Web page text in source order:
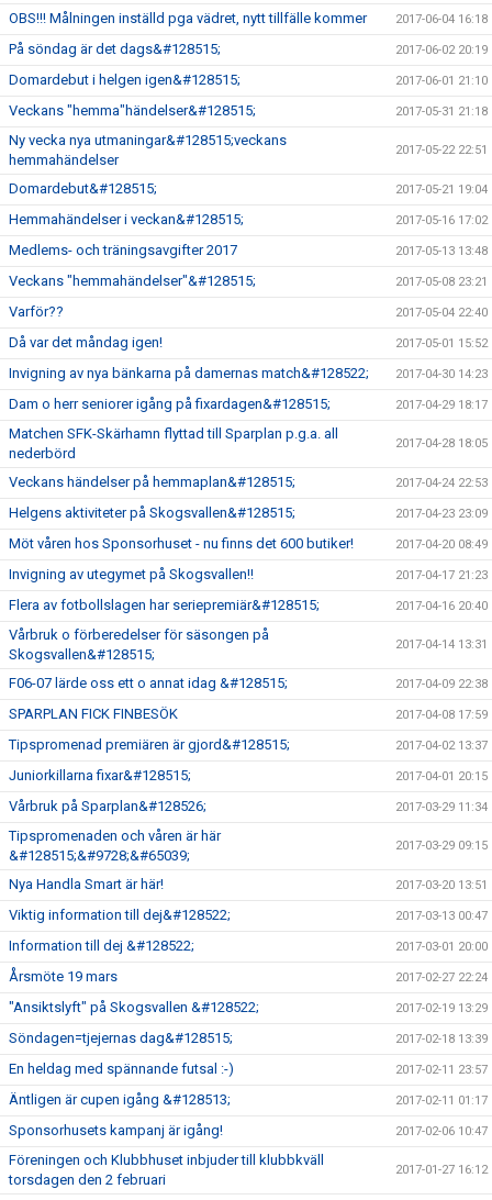
OBS!!! Målningen inställd pga vädret, nytt tillfälle kommer 2017-06-04 16:18
På söndag är det dags&#128515; 2017-06-02 20:19
Domardebut i helgen igen&#128515; 2017-06-01 21:10
Veckans "hemma"händelser&#128515; 2017-05-31 21:18
Ny vecka nya utmaningar&#128515;veckans
hemmahändelser
2017-05-22 22:51
Domardebut&#128515; 2017-05-21 19:04
Hemmahändelser i veckan&#128515; 2017-05-16 17:02
Medlems- och träningsavgifter 2017 2017-05-13 13:48
Veckans "hemmahändelser"&#128515; 2017-05-08 23:21
Varför?? 2017-05-04 22:40
Då var det måndag igen! 2017-05-01 15:52
Invigning av nya bänkarna på damernas match&#128522; 2017-04-30 14:23
Dam o herr seniorer igång på fixardagen&#128515; 2017-04-29 18:17
Matchen SFK-Skärhamn flyttad till Sparplan p.g.a. all
nederbörd
2017-04-28 18:05
Veckans händelser på hemmaplan&#128515; 2017-04-24 22:53
Helgens aktiviteter på Skogsvallen&#128515; 2017-04-23 23:09
Möt våren hos Sponsorhuset - nu finns det 600 butiker! 2017-04-20 08:49
Invigning av utegymet på Skogsvallen!! 2017-04-17 21:23
Flera av fotbollslagen har seriepremiär&#128515; 2017-04-16 20:40
Vårbruk o förberedelser för säsongen på
Skogsvallen&#128515;
2017-04-14 13:31
F06-07 lärde oss ett o annat idag &#128515; 2017-04-09 22:38
SPARPLAN FICK FINBESÖK 2017-04-08 17:59
Tipspromenad premiären är gjord&#128515; 2017-04-02 13:37
Juniorkillarna fixar&#128515; 2017-04-01 20:15
Vårbruk på Sparplan&#128526; 2017-03-29 11:34
Tipspromenaden och våren är här
&#128515;&#9728;&#65039;
2017-03-29 09:15
Nya Handla Smart är här! 2017-03-20 13:51
Viktig information till dej&#128522; 2017-03-13 00:47
Information till dej &#128522; 2017-03-01 20:00
Årsmöte 19 mars 2017-02-27 22:24
"Ansiktslyft" på Skogsvallen &#128522; 2017-02-19 13:29
Söndagen=tjejernas dag&#128515; 2017-02-18 13:39
En heldag med spännande futsal :-) 2017-02-11 23:57
Äntligen är cupen igång &#128513; 2017-02-11 01:17
Sponsorhusets kampanj är igång! 2017-02-06 10:47
Föreningen och Klubbhuset inbjuder till klubbkväll
torsdagen den 2 februari
2017-01-27 16:12